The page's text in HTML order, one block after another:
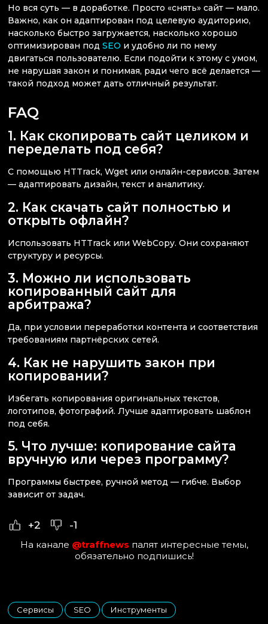
Но вся суть — в доработке. Просто «снять» сайт — мало.
Важно, как он адаптирован под целевую аудиторию,
насколько быстро загружается, насколько хорошо
оптимизирован под SEO и удобно ли по нему
двигаться пользователю. Если подойти к этому с умом,
не нарушая закон и понимая, ради чего всё делается —
такой подход может дать отличный результат.
FAQ
1. Как скопировать сайт целиком и
переделать под себя?
С помощью HTTrack, Wget или онлайн-сервисов. Затем
— адаптировать дизайн, текст и аналитику.
2. Как скачать сайт полностью и
открыть офлайн?
Использовать HTTrack или WebCopy. Они сохраняют
структуру и ресурсы.
3. Можно ли использовать
копированный сайт для
арбитража?
Да, при условии переработки контента и соответствия
требованиям партнёрских сетей.
4. Как не нарушить закон при
копировании?
Избегать копирования оригинальных текстов,
логотипов, фотографий. Лучше адаптировать шаблон
под себя.
5. Что лучше: копирование сайта
вручную или через программу?
Программы быстрее, ручной метод — гибче. Выбор
зависит от задач.
+2 -1
На канале @traffnews палят интересные темы,
обязательно подпишись!
Сервисы
,
SEO
,
Инструменты